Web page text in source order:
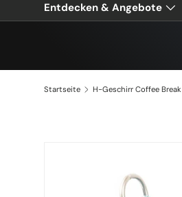
Entdecken & Angebote
Startseite H-Geschirr Coffee Break